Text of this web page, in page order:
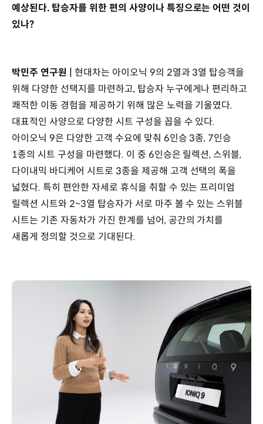
예상된다. 탑승자를 위한 편의 사양이나 특징으로는 어떤 것이
있나?
박민주 연구원 |
현대차는 아이오닉 9의 2열과 3열 탑승객을
위해 다양한 선택지를 마련하고, 탑승자 누구에게나 편리하고
쾌적한 이동 경험을 제공하기 위해 많은 노력을 기울였다.
대표적인 사양으로 다양한 시트 구성을 꼽을 수 있다.
아이오닉 9은 다양한 고객 수요에 맞춰 6인승 3종, 7인승
1종의 시트 구성을 마련했다. 이 중 6인승은 릴렉션, 스위블,
다이내믹 바디케어 시트로 3종을 제공해 고객 선택의 폭을
넓혔다. 특히 편안한 자세로 휴식을 취할 수 있는 프리미엄
릴렉션 시트와 2~3열 탑승자가 서로 마주 볼 수 있는 스위블
시트는 기존 자동차가 가진 한계를 넘어, 공간의 가치를
새롭게 정의할 것으로 기대된다.